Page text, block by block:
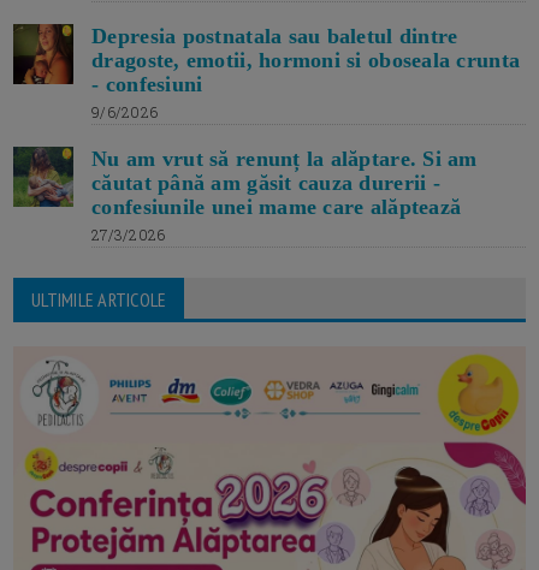
Depresia postnatala sau baletul dintre
dragoste, emotii, hormoni si oboseala crunta
- confesiuni
9/6/2026
Nu am vrut să renunț la alăptare. Si am
căutat până am găsit cauza durerii -
confesiunile unei mame care alăptează
27/3/2026
ULTIMILE ARTICOLE